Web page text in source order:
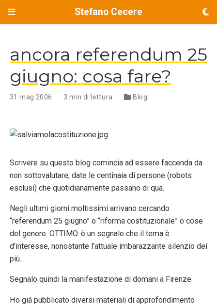
Stefano Cecere
ancora referendum 25
giugno: cosa fare?
31 mag 2006 3 min di lettura Blog
Scrivere su questo blog comincia ad essere faccenda da
non sottovalutare, date le centinaia di persone (robots
esclusi) che quotidianamente passano di qua.
Negli ultimi giorni moltissimi arrivano cercando
“referendum 25 giugno” o “riforma costituzionale” o cose
del genere. OTTIMO. è un segnale che il tema è
d’interesse, nonostante l’attuale imbarazzante silenzio dei
più.
Segnalo quindi la manifestazione di domani a Firenze.
Ho già pubblicato diversi materiali di approfondimento